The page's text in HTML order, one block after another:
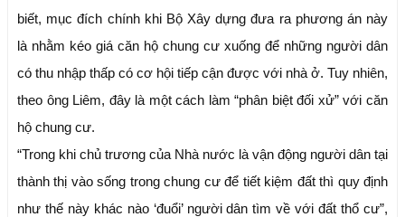
biết, mục đích chính khi Bộ Xây dựng đưa ra phương án này
là nhằm kéo giá căn hộ chung cư xuống để những người dân
có thu nhập thấp có cơ hội tiếp cận được với nhà ở. Tuy nhiên,
theo ông Liêm, đây là một cách làm “phân biệt đối xử” với căn
hộ chung cư.
“Trong khi chủ trương của Nhà nước là vận động người dân tại
thành thị vào sống trong chung cư để tiết kiệm đất thì quy định
như thế này khác nào ‘đuổi’ người dân tìm về với đất thổ cư”,